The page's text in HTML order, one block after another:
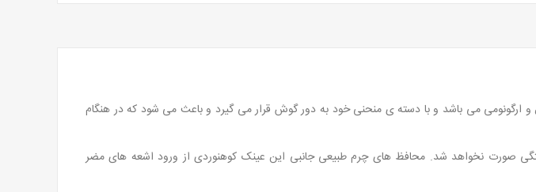
می باشد و با دسته ی منحنی خود به دور گوش قرار می گیرد و باعث می شود که در هنگام
صورت نخواهد شد. محافظ های چرم طبیعی جانبی این عینک کوهنوردی از ورود اشعه های مضر